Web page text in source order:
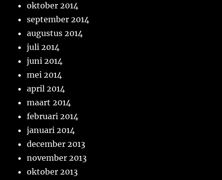
oktober 2014
september 2014
augustus 2014
juli 2014
juni 2014
mei 2014
april 2014
maart 2014
februari 2014
januari 2014
december 2013
november 2013
oktober 2013